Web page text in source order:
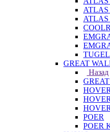
ATLAS
ATLAS
GREAT
Назад
POER
POER